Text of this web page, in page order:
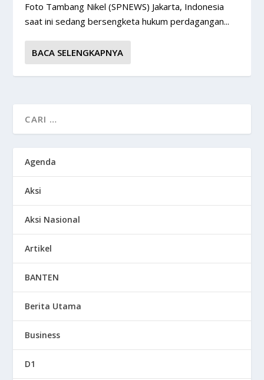
Foto Tambang Nikel (SPNEWS) Jakarta, Indonesia
saat ini sedang bersengketa hukum perdagangan...
BACA SELENGKAPNYA
Agenda
Aksi
Aksi Nasional
Artikel
BANTEN
Berita Utama
Business
D1